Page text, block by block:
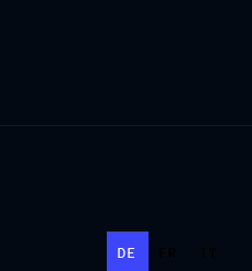
DE